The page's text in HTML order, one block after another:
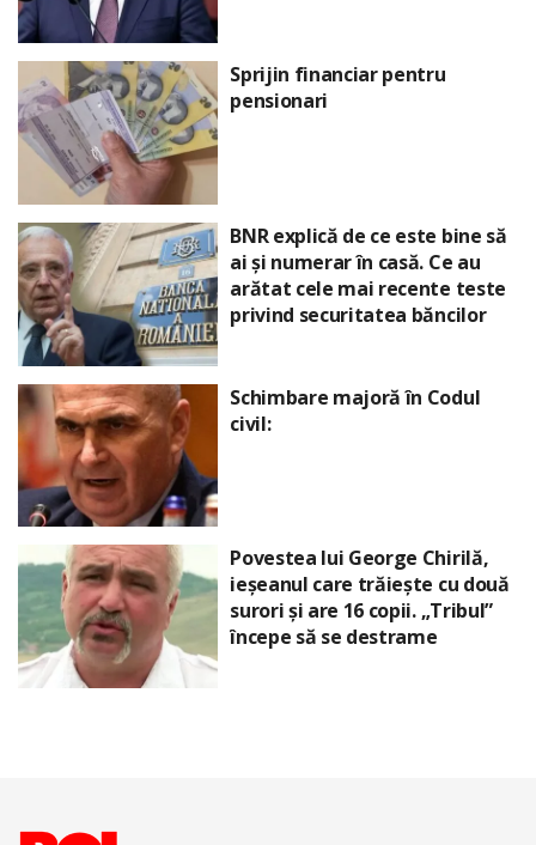
Sprijin financiar pentru
pensionari
BNR explică de ce este bine să
ai și numerar în casă. Ce au
arătat cele mai recente teste
privind securitatea băncilor
Schimbare majoră în Codul
civil:
Povestea lui George Chirilă,
ieșeanul care trăiește cu două
surori și are 16 copii. „Tribul”
începe să se destrame